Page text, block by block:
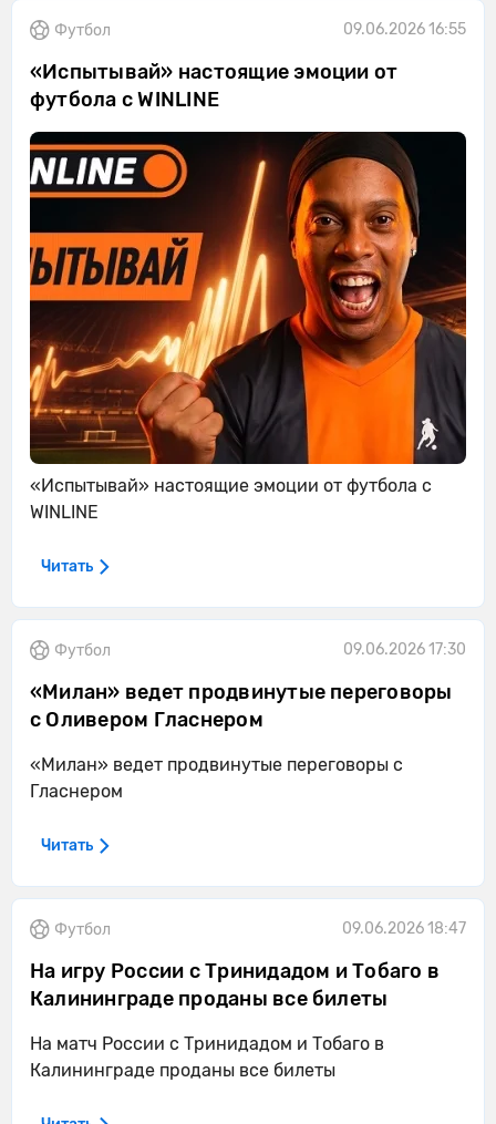
Футбол 09.06.2026 16:55
«Испытывай» настоящие эмоции от
футбола с WINLINE
«Испытывай» настоящие эмоции от футбола с
WINLINE
Читать
Футбол 09.06.2026 17:30
«Милан» ведет продвинутые переговоры
с Оливером Гласнером
«Милан» ведет продвинутые переговоры с
Гласнером
Читать
Футбол 09.06.2026 18:47
На игру России с Тринидадом и Тобаго в
Калининграде проданы все билеты
На матч России с Тринидадом и Тобаго в
Калининграде проданы все билеты